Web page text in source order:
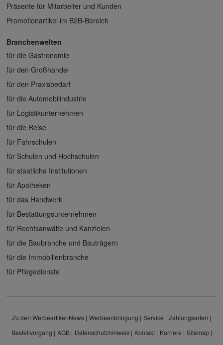
Präsente für Mitarbeiter und Kunden
Promotionartikel im B2B-Bereich
Branchenwelten
für die Gastronomie
für den Großhandel
für den Praxisbedarf
für die Automobilindustrie
für Logistikunternehmen
für die Reise
für Fahrschulen
für Schulen und Hochschulen
für staatliche Institutionen
für Apotheken
für das Handwerk
für Bestattungsunternehmen
für Rechtsanwälte und Kanzleien
für die Baubranche und Bauträgern
für die Immobilienbranche
für Pflegedienste
Zu den Werbeartikel-News Werbeanbringung Service
Zahlungsarten
Bestellvorgang
AGB Datenschutzhinweis Kontakt Karriere
Sitemap